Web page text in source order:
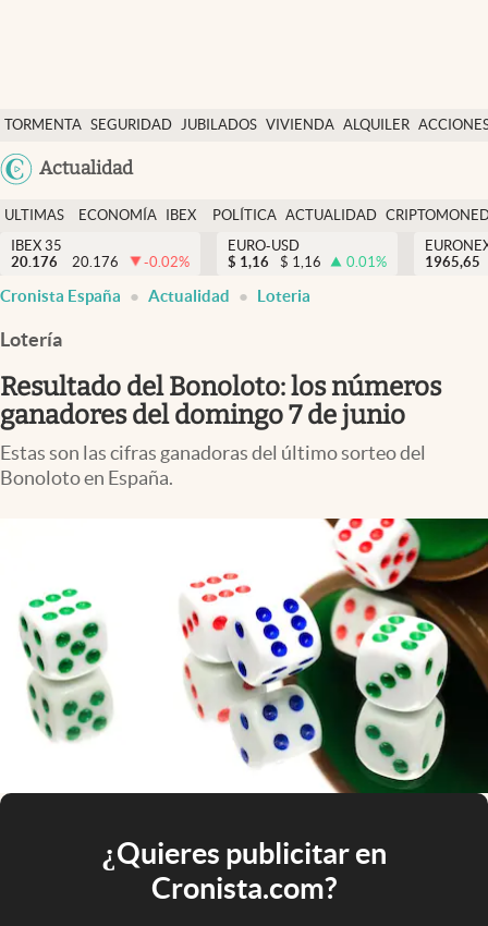
TORMENTA SEGURIDAD JUBILADOS VIVIENDA ALQUILER
USA
Actualidad
Economía y finanzas
Política
Actualidad
Criptomonedas
España
ULTIMAS
NOTICIAS
ECONOMÍA
FINANZAS
IBEX
EURO
POLÍTICA ACTUALIDAD
IBEX 35
20.176
20.176 -0.02%
EURO-USD
$ 1,16 $ 1,16 0.01%
1965,65
Cronista España Actualidad Loteria
Lotería
Resultado del Bonoloto: los números
ganadores del domingo 7 de junio
Estas son las cifras ganadoras del último sorteo del
Bonoloto en España.
¿Quieres publicitar en
Cronista.com?